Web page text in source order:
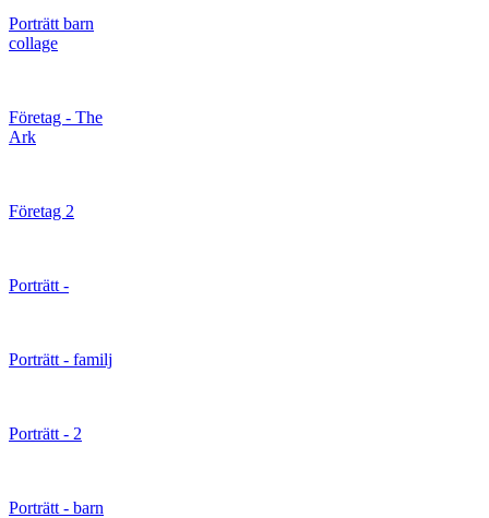
Porträtt barn
collage
Företag - The
Ark
Företag 2
Porträtt -
Porträtt - familj
Porträtt - 2
Porträtt - barn